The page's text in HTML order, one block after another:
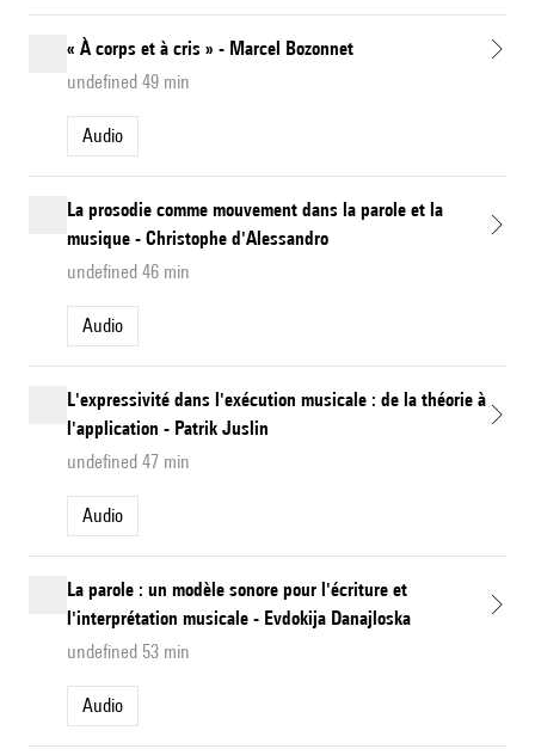
« À corps et à cris » - Marcel Bozonnet
undefined 49 min
Audio
La prosodie comme mouvement dans la parole et la
musique - Christophe d'Alessandro
undefined 46 min
Audio
L'expressivité dans l'exécution musicale : de la théorie à
l'application - Patrik Juslin
undefined 47 min
Audio
La parole : un modèle sonore pour l'écriture et
l'interprétation musicale - Evdokija Danajloska
undefined 53 min
Audio